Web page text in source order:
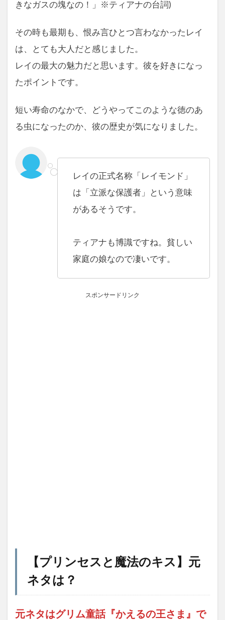
きなガスの塊なの！」※ティアナの台詞)
その時も最期も、恨み言ひとつ言わなかったレイ
は、とても大人だと感じました。
レイの最大の魅力だと思います。彼を好きになっ
たポイントです。
短い寿命のなかで、どうやってこのような徳のあ
る虫になったのか、彼の歴史が気になりました。
レイの正式名称「レイモンド」
は「立派な保護者」という意味
があるそうです。
ティアナも博識ですね。貧しい
家庭の娘なので凄いです。
スポンサードリンク
【プリンセスと魔法のキス】元
ネタは？
元ネタはグリム童話『かえるの王さま』で